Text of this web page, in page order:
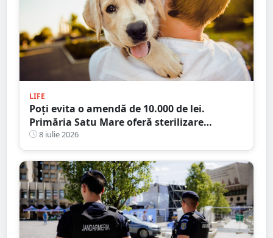
LIFE
Poți evita o amendă de 10.000 de lei.
Primăria Satu Mare oferă sterilizare
gratuită pentru câini
8 iulie 2026